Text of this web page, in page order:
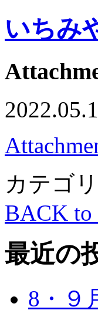
いちみ
カテゴリ
BACK
最近の
8・９